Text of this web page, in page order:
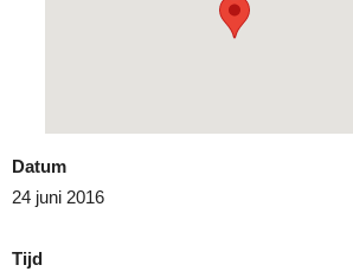
Datum
24 juni 2016
Tijd